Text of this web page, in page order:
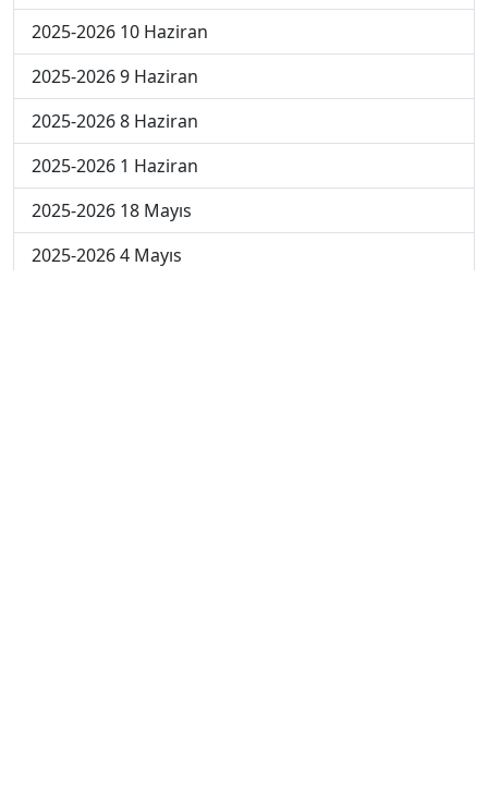
2025-2026 10 Haziran
2025-2026 9 Haziran
2025-2026 8 Haziran
2025-2026 1 Haziran
2025-2026 18 Mayıs
2025-2026 4 Mayıs